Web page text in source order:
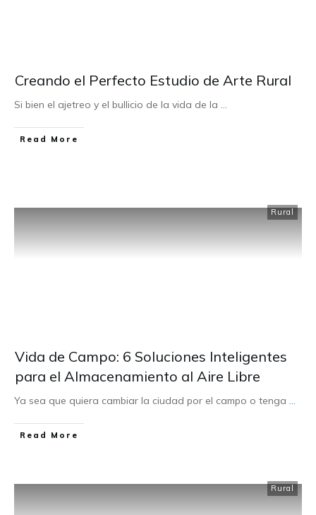
Creando el Perfecto Estudio de Arte Rural
Si bien el ajetreo y el bullicio de la vida de la ...
Read More
Rural
Vida de Campo: 6 Soluciones Inteligentes
para el Almacenamiento al Aire Libre
Ya sea que quiera cambiar la ciudad por el campo o tenga ...
Read More
Rural